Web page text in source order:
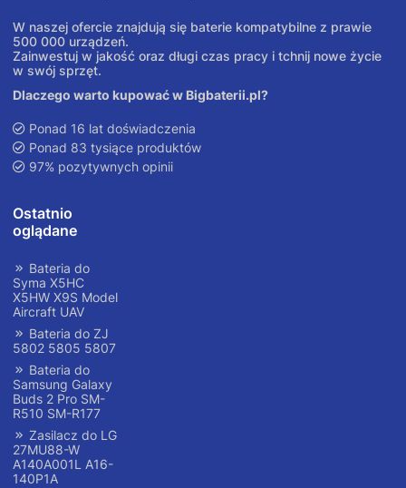
W naszej ofercie znajdują się baterie kompatybilne z prawie
500 000 urządzeń.
Zainwestuj w jakość oraz długi czas pracy i tchnij nowe życie
w swój sprzęt.
Dlaczego warto kupować w Bigbaterii.pl?
Ponad 16 lat doświadczenia
Ponad 83 tysiące produktów
97% pozytywnych opinii
Ostatnio
oglądane
Bateria do
Syma X5HC
X5HW X9S Model
Aircraft UAV
Bateria do ZJ
5802 5805 5807
Bateria do
Samsung Galaxy
Buds 2 Pro SM-
R510 SM-R177
Zasilacz do LG
27MU88-W
A140A001L A16-
140P1A